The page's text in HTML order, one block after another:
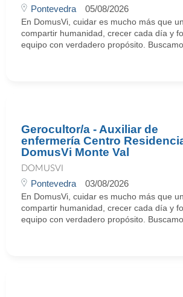
Pontevedra 05/08/2026
En DomusVi, cuidar es mucho más que
compartir humanidad, crecer cada día y
equipo con verdadero propósito.
Gerocultor/a - Auxiliar de
enfermería Centro
DomusVi Monte Val
DOMUSVI
Pontevedra 03/08/2026
En DomusVi, cuidar es mucho más que
compartir humanidad, crecer cada día y
equipo con verdadero propósito.